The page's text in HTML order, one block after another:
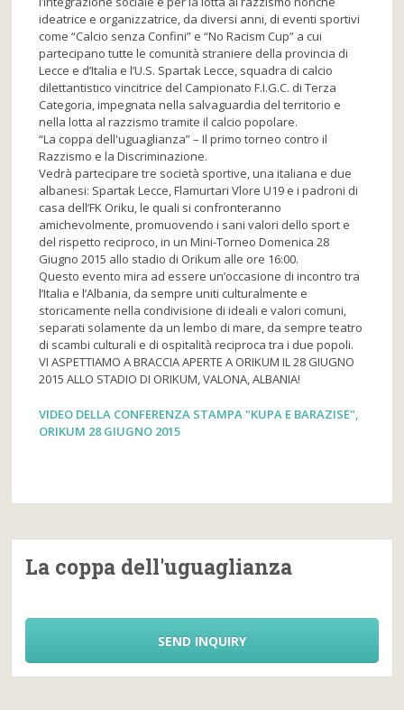
ideatrice e organizzatrice, da diversi anni, di eventi sportivi
come “Calcio senza Confini” e “No Racism Cup” a cui
partecipano tutte le comunità straniere della provincia di
Lecce e d’Italia e l’U.S. Spartak Lecce, squadra di calcio
dilettantistico vincitrice del Campionato F.I.G.C. di Terza
Categoria, impegnata nella salvaguardia del territorio e
nella lotta al razzismo tramite il calcio popolare.
“La coppa dell'uguaglianza” – Il primo torneo contro il
Razzismo e la Discriminazione.
Vedrà partecipare tre società sportive, una italiana e due
albanesi: Spartak Lecce, Flamurtari Vlore U19 e i padroni di
casa dell’FK Oriku, le quali si confronteranno
amichevolmente, promuovendo i sani valori dello sport e
del rispetto reciproco, in un Mini-Torneo Domenica 28
Giugno 2015 allo stadio di Orikum alle ore 16:00.
Questo evento mira ad essere un’occasione di incontro tra
l’Italia e l’Albania, da sempre uniti culturalmente e
storicamente nella condivisione di ideali e valori comuni,
separati solamente da un lembo di mare, da sempre teatro
di scambi culturali e di ospitalità reciproca tra i due popoli.
VI ASPETTIAMO A BRACCIA APERTE A ORIKUM IL 28 GIUGNO
2015 ALLO STADIO DI ORIKUM, VALONA, ALBANIA!
VIDEO DELLA CONFERENZA STAMPA "KUPA E BARAZISE",
ORIKUM 28 GIUGNO 2015
La coppa dell'uguaglianza
SEND INQUIRY